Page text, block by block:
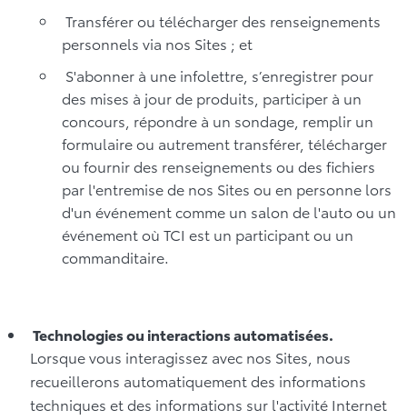
Transférer ou télécharger des renseignements
personnels via nos Sites ; et
S'abonner à une infolettre, s’enregistrer pour
des mises à jour de produits, participer à un
concours, répondre à un sondage, remplir un
formulaire ou autrement transférer, télécharger
ou fournir des renseignements ou des fichiers
par l'entremise de nos Sites ou en personne lors
d'un événement comme un salon de l'auto ou un
événement où TCI est un participant ou un
commanditaire.
Technologies ou interactions automatisées.
Lorsque vous interagissez avec nos Sites, nous
recueillerons automatiquement des informations
techniques et des informations sur l'activité Internet